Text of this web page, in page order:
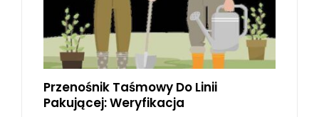
Przenośnik Taśmowy Do Linii
Pakującej: Weryfikacja